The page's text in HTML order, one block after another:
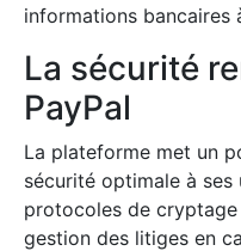
informations bancaires
La sécurité
PayPal
La plateforme met un
sécurité optimale à
protocoles de
gestion des litiges en